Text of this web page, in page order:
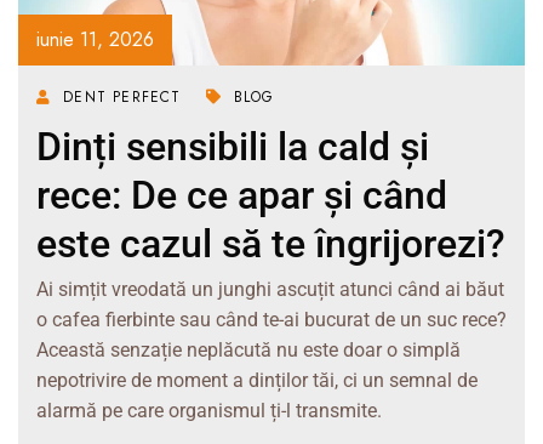
iunie 11, 2026
DENT PERFECT BLOG
Dinți sensibili la cald și
rece: De ce apar și când
este cazul să te îngrijorezi?
Ai simțit vreodată un junghi ascuțit atunci când ai băut
o cafea fierbinte sau când te-ai bucurat de un suc rece?
Această senzație neplăcută nu este doar o simplă
nepotrivire de moment a dinților tăi, ci un semnal de
alarmă pe care organismul ți-l transmite.